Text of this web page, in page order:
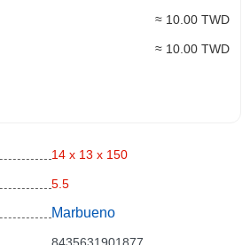
≈ 10.00 TWD
≈ 10.00 TWD
14 x 13 x 150
5.5
Marbueno
8435631901877